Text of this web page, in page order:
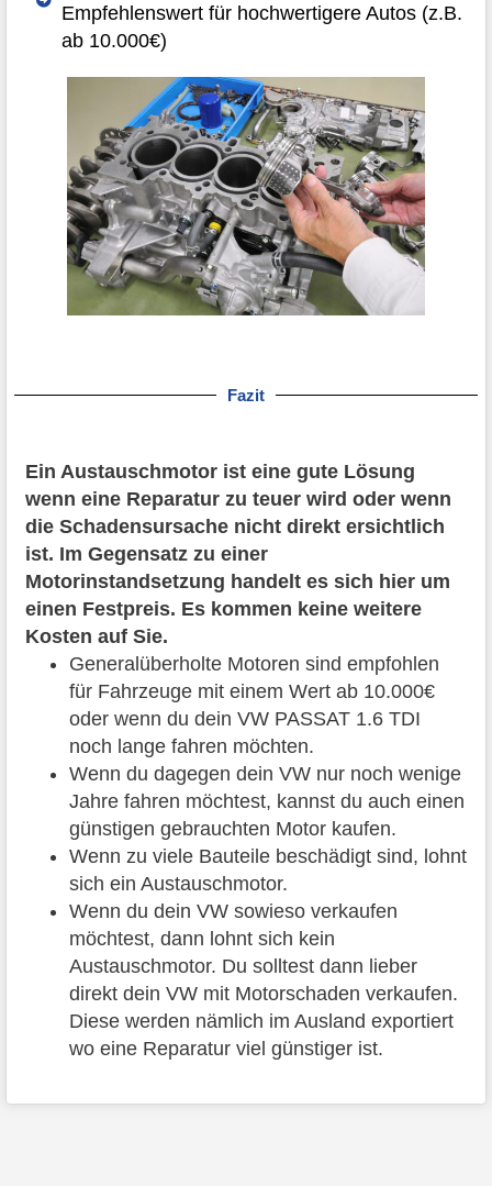
Empfehlenswert für hochwertigere Autos (z.B.
ab 10.000€)
Fazit
Ein Austauschmotor ist eine gute Lösung
wenn eine Reparatur zu teuer wird oder wenn
die Schadensursache nicht direkt ersichtlich
ist. Im Gegensatz zu einer
Motorinstandsetzung handelt es sich hier um
einen Festpreis. Es kommen keine weitere
Kosten auf Sie.
Generalüberholte Motoren sind empfohlen
für Fahrzeuge mit einem Wert ab 10.000€
oder wenn du dein VW PASSAT 1.6 TDI
noch lange fahren möchten.
Wenn du dagegen dein VW nur noch wenige
Jahre fahren möchtest, kannst du auch einen
günstigen gebrauchten Motor kaufen.
Wenn zu viele Bauteile beschädigt sind, lohnt
sich ein Austauschmotor.
Wenn du dein VW sowieso verkaufen
möchtest, dann lohnt sich kein
Austauschmotor. Du solltest dann lieber
direkt dein VW mit Motorschaden verkaufen.
Diese werden nämlich im Ausland exportiert
wo eine Reparatur viel günstiger ist.